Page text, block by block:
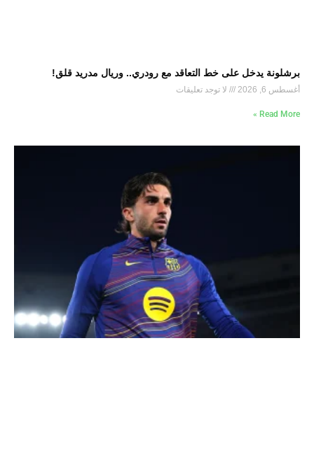
برشلونة يدخل على خط التعاقد مع رودري.. وريال مدريد قلق!
أغسطس 6, 2026 لا توجد تعليقات
Read More »